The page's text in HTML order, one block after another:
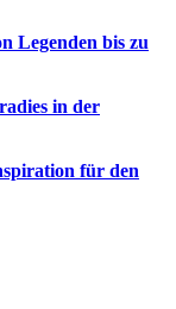
Legenden bis zu
in der
für den